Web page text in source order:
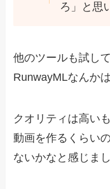
ろ」と思
他のツールも試し
RunwayMLなんか
クオリティは高い
動画を作るくらい
ないかなと感じまし